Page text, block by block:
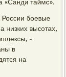
«Санди таймс».
России боевые
низких высотах,
-
в
на